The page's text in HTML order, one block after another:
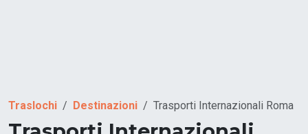
Traslochi Destinazioni Trasporti Internazionali Roma